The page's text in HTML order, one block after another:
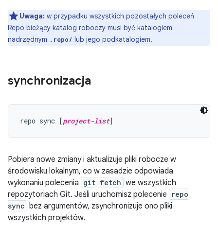
Uwaga: w przypadku wszystkich pozostałych poleceń
Repo bieżący katalog roboczy musi być katalogiem
nadrzędnym .repo/ lub jego podkatalogiem.
synchronizacja
repo sync [project-list
Pobiera nowe zmiany i aktualizuje pliki robocze w
środowisku lokalnym, co w zasadzie odpowiada
wykonaniu polecenia git fetch we wszystkich
repozytoriach Git. Jeśli uruchomisz polecenie
repo
sync bez argumentów, zsynchronizuje ono pliki
wszystkich projektów.